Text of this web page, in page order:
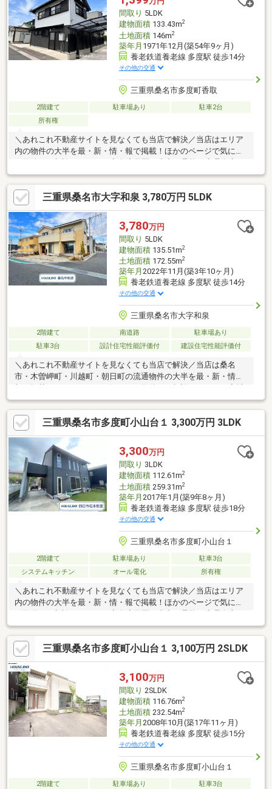
とりのある資金計画をご提案できます。＝＝＝＝＝＝＝＝＝＝＝
＝＝＝＝＝＝＝＝＝＝＝＝＝＝間取り 5LDK
建物面積133.43m2
土地面積146m2
築年月 1971年12月(築54年9ヶ月)
養老鉄道養老線 多度駅 徒歩14分
その他の交通
三重県桑名市多度町香取
2階建て 駐車場あり
駐車2台
所有権
＼あれこれ不動産サイトを見なくても当店で解決／当店はエリア
内の物件の大半を最・新・情・報で掲載！ほかのページで気にな
ミュニティバス「香取南」停 徒歩約4分◆家事効率の良い2Way
キッチン◆居室6帖以上が4部屋◆2台駐車可能※写真をクリックす
ると、詳細をご覧いただけます。＝＝＝＝＝＝＝＝＝＝＝＝＝＝
＝＝＝＝＝《ぜひ、現地をご見学してみてください》やはり「立
地」は重要です。現地見学で「立地」をリアルに体感してみてく
ださい。＝＝＝＝＝＝＝＝＝＝＝＝＝＝＝＝＝＝＝
三重県桑名市大字和泉 3,780万円 5LDK
3,780万円
間取り 5LDK
建物面積135.51m2
土地面積172.55m2
築年月 2022年11月(築3年10ヶ月)
養老鉄道養老線 多度駅 徒歩14分
その他の交通
三重県桑名市大字和泉
2階建て 南道路
駐車場あり
駐車3台
設計住宅性能評価付 建設住宅性能評価付
＼あれこれ不動産サイトを見なくても当店で解決／当店は桑名
市・木曽岬町・川越町・朝日町の流通物件の大半を最・新・情・
南小学校／陽和中学校◆三重交通バス「東和泉」停まで徒歩約5
分◆全居室6帖以上◆エコキュート完備◆南東角地※写真をクリッ
クすると、詳細をご覧いただけます。＝＝＝＝＝＝＝＝＝＝＝＝
＝＝＝＝＝＝＝＝＝＝＝＝＝《失敗しない住宅ローン選び！》豊
富な銀行金利情報を持っていますので、お客様の安心ゆとりのあ
る資金計画をご提案できます。＝＝＝＝＝＝＝＝＝＝＝＝＝＝＝
＝＝＝＝＝＝＝＝＝＝
三重県桑名市多度町小山台１ 3,300万円 3LDK
3,300万円
間取り 3LDK
建物面積112.61m2
土地面積259.31m2
築年月 2017年1月(築9年8ヶ月)
養老鉄道養老線 多度駅 徒歩18分
その他の交通
三重県桑名市多度町小山台１
2階建て 駐車場あり
駐車3台
システムキッチン
オール電化 所有権
＼あれこれ不動産サイトを見なくても当店で解決／当店はエリア
内の物件の大半を最・新・情・報で掲載！ほかのページで気にな
ミュニティバス「多度地区市民センター」停まで徒歩約7分◆駐
車4台可能◆キッチン収納付きLDK20.5帖◆リビングイン階段を採
用※写真をクリックすると、詳細をご覧いただけます。＝＝＝＝
＝＝＝＝＝＝＝＝＝＝＝＝＝＝＝＝＝＝＝＝＝《失敗しない住宅
ローン選び！》豊富な銀行金利情報を持っていますので、お客様
の安心ゆとりのある資金計画をご提案できます。＝＝＝＝＝＝＝
＝＝＝＝＝＝＝＝＝＝＝＝＝＝＝＝＝＝
三重県桑名市多度町小山台１ 3,100万円 2SLDK
3,100万円
間取り 2SLDK
建物面積116.76m2
土地面積232.54m2
築年月 2008年10月(築17年11ヶ月)
養老鉄道養老線 多度駅 徒歩15分
その他の交通
三重県桑名市多度町小山台１
2階建て 駐車場あり
駐車3台